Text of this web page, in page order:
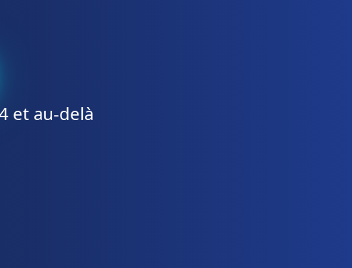
et au-delà